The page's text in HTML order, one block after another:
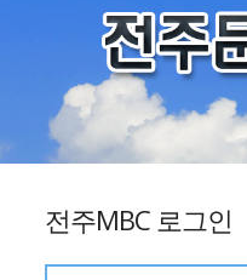
전주MBC 로그인